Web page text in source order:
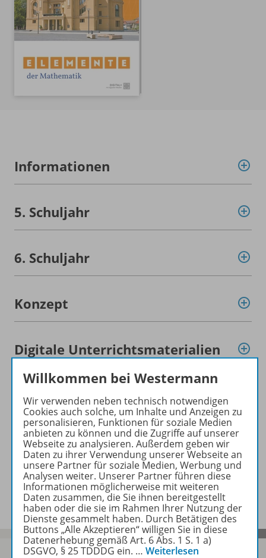
Informationen
5. Schuljahr
6. Schuljahr
Konzept
Digitale Unterrichtsmaterialien
Empfehlungen der Redaktion
Benachrichtigungs-Service
Veranstaltungen
Willkommen bei Westermann
Wir verwenden neben technisch notwendigen
Cookies auch solche, um Inhalte und Anzeigen zu
personalisieren, Funktionen für soziale Medien
anbieten zu können und die Zugriffe auf unserer
Webseite zu analysieren. Außerdem geben wir
Daten zu ihrer Verwendung unserer Webseite an
unsere Partner für soziale Medien, Werbung und
Analysen weiter. Unserer Partner führen diese
Informationen möglicherweise mit weiteren
Daten zusammen, die Sie ihnen bereitgestellt
haben oder die sie im Rahmen Ihrer Nutzung der
Dienste gesammelt haben. Durch Betätigen des
Buttons „Alle Akzeptieren“ willigen Sie in diese
Datenerhebung gemäß Art. 6 Abs. 1 S. 1 a)
DSGVO, § 25 TDDDG ein. … Weiterlesen